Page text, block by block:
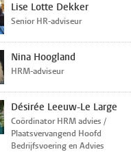
Lise Lotte Dekker
Senior HR-adviseur
Nina Hoogland
HRM-adviseur
Désirée Leeuw-Le Large
Coördinator HRM advies /
Plaatsvervangend Hoofd
Bedrijfsvoering en Advies